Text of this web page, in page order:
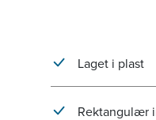
Laget i plast
Rektangulær